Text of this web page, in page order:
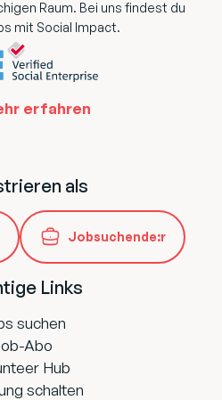
Raum. Bei uns findest du
mit Social Impact.
erfahren
als
Jobsuchende:r
Links
suchen
Abo
Hub
schalten